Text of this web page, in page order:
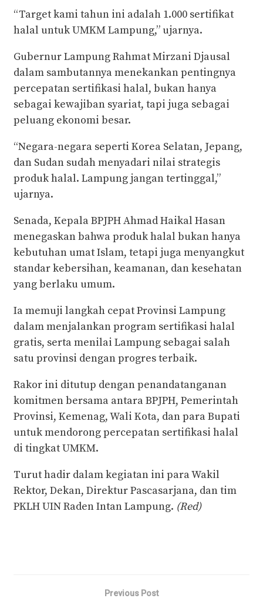
“Target kami tahun ini adalah 1.000 sertifikat
halal untuk UMKM Lampung,” ujarnya.
Gubernur Lampung Rahmat Mirzani Djausal
dalam sambutannya menekankan pentingnya
percepatan sertifikasi halal, bukan hanya
sebagai kewajiban syariat, tapi juga sebagai
peluang ekonomi besar.
“Negara-negara seperti Korea Selatan, Jepang,
dan Sudan sudah menyadari nilai strategis
produk halal. Lampung jangan tertinggal,”
ujarnya.
Senada, Kepala BPJPH Ahmad Haikal Hasan
menegaskan bahwa produk halal bukan hanya
kebutuhan umat Islam, tetapi juga menyangkut
standar kebersihan, keamanan, dan kesehatan
yang berlaku umum.
Ia memuji langkah cepat Provinsi Lampung
dalam menjalankan program sertifikasi halal
gratis, serta menilai Lampung sebagai salah
satu provinsi dengan progres terbaik.
Rakor ini ditutup dengan penandatanganan
komitmen bersama antara BPJPH, Pemerintah
Provinsi, Kemenag, Wali Kota, dan para Bupati
untuk mendorong percepatan sertifikasi halal
di tingkat UMKM.
Turut hadir dalam kegiatan ini para Wakil
Rektor, Dekan, Direktur Pascasarjana, dan tim
PKLH UIN Raden Intan Lampung. (Red)
Previous Post